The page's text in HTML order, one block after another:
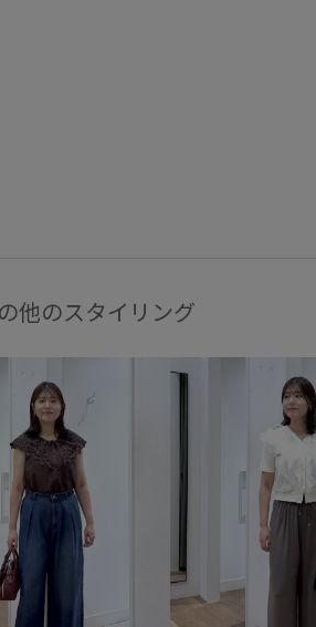
他のスタイリング